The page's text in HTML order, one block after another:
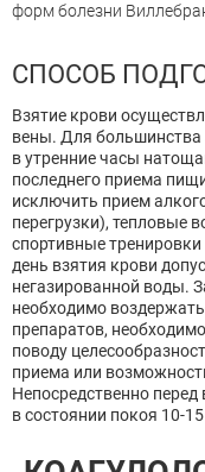
форм болезни
СПОСОБ
Взятие крови
вены. Для большинства
в утренние часы
последнего приема
исключить прием
перегрузки), тепловые
спортивные
день взятия крови
негазированной воды.
необходимо
препаратов,
поводу
приема или
Непосредственно
в состоянии покоя 10-